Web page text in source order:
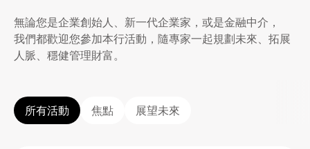
無論您是企業創始人、新一代企業家，或是金融中介，
我們都歡迎您參加本行活動，隨專家一起規劃未來、拓展
人脈、穩健管理財富。
所有活動 焦點 展望未來